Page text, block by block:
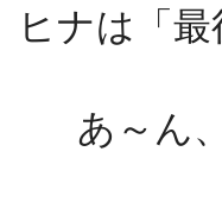
ヒナは「
あ～ん